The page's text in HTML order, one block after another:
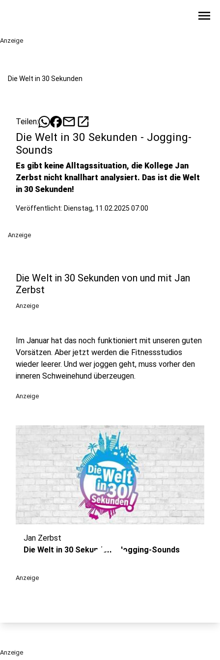
menu
Anzeige
Die Welt in 30 Sekunden
Teilen: mailopen_in_new
Die Welt in 30 Sekunden - Jogging-
Sounds
Es gibt keine Alltagssituation, die Kollege Jan
Zerbst nicht knallhart analysiert. Das ist die Welt
in 30 Sekunden!
Veröffentlicht: Dienstag, 11.02.2025 07:00
Anzeige
Die Welt in 30 Sekunden von und mit Jan
Zerbst
Anzeige
Im Januar hat das noch funktioniert mit unseren guten
Vorsätzen. Aber jetzt werden die Fitnessstudios
wieder leerer. Und wer joggen geht, muss vorher den
inneren Schweinehund überzeugen.
Anzeige
play_circle
Jan Zerbst
Die Welt in 30 Sekunden - Jogging-Sounds
Anzeige
Anzeige